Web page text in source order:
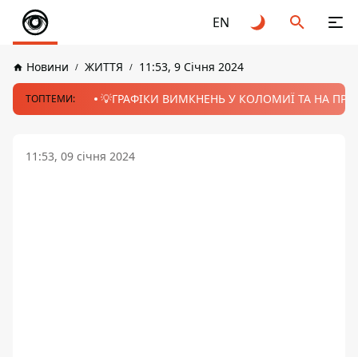
EN
Новини ЖИТТЯ 11:53, 9 Січня 2024
ТОПТЕМИ: 💡ГРАФІКИ ВИМКНЕНЬ У КОЛОМИЇ ТА НА
11:53, 09 січня 2024